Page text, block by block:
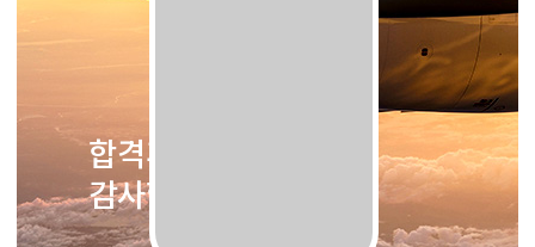
합격후기입니다.
감사합니다~^^